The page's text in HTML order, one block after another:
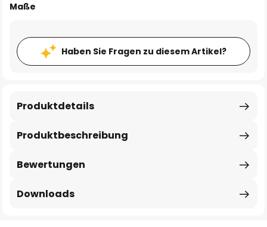
Maße
Haben Sie Fragen zu diesem Artikel?
Produktbeschreibung
Produktdetails
Bewertungen
Downloads